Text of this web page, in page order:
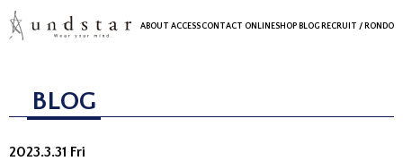
ABOUT ACCESSCONTACT ONLINESHOP BLOG RECRUIT / RONDO
BLOG
2023.3.31 Fri